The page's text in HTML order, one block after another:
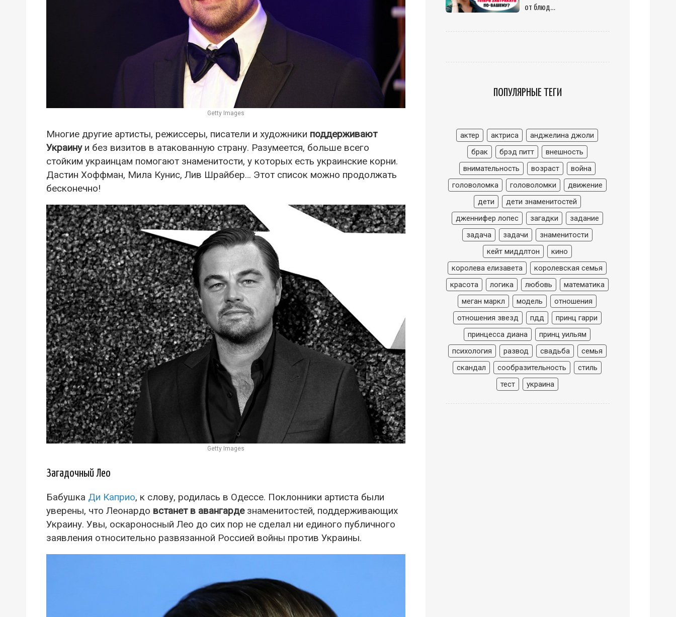
Getty Images
Многие другие артисты, режиссеры, писатели и художники поддерживают
Украинуи без визитов в атакованную страну. Разумеется, больше всего
стойким украинцам помогают знаменитости, у которых есть украинские корни.
Дастин Хоффман, Мила Кунис, Лив Шрайбер… Этот список можно продолжать
бесконечно!
Getty Images
Загадочный Лео
Бабушка Ди Каприо, к слову, родилась в Одессе. Поклонники артиста были
уверены, что Леонардо встанет в авангардезнаменитостей, поддерживающих
Украину. Увы, оскароносный Лео до сих пор не сделал ни единого публичного
заявления относительно развязанной Россией войны против Украины.
от блюд…
ПОПУЛЯРНЫЕ ТЕГИ
актер актриса
анджелина джоли
брак
брэд питт
внешность
внимательность
возраст
война
головоломка
головоломки
движение
дети
дети знаменитостей
дженнифер лопес
загадки
задание
задача
задачи
знаменитости
кейт миддлтон
кино
королева елизавета
королевская семья
красота
логика любовь
математика
меган маркл
модель
отношения
отношения звезд
пдд
принц гарри
принцесса диана
принц уильям
психология
развод свадьба
семья
скандал
сообразительность
стиль
тест
украина